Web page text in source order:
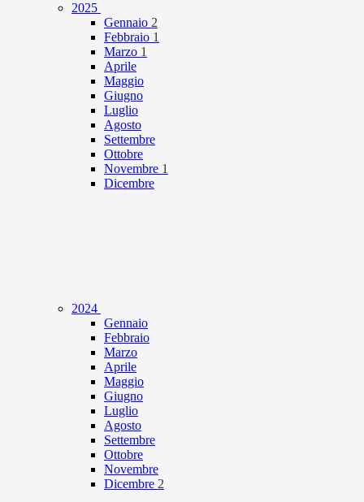
2025
Gennaio 2
Febbraio 1
Marzo 1
Aprile
Maggio
Giugno
Luglio
Agosto
Settembre
Ottobre
Novembre 1
Dicembre
2024
Gennaio
Febbraio
Marzo
Aprile
Maggio
Giugno
Luglio
Agosto
Settembre
Ottobre
Novembre
Dicembre 2